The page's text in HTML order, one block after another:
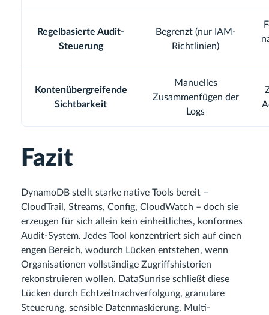
Regelbasierte Audit-
Steuerung
Begrenzt (nur IAM-
Richtlinien)
Kontenübergreifende
Sichtbarkeit
Manuelles
Zusammenfügen der
Logs
Fazit
DynamoDB stellt starke native Tools bereit –
CloudTrail, Streams, Config, CloudWatch – doch sie
erzeugen für sich allein kein einheitliches, konformes
Audit-System. Jedes Tool konzentriert sich auf einen
engen Bereich, wodurch Lücken entstehen, wenn
Organisationen vollständige Zugriffshistorien
rekonstruieren wollen. DataSunrise schließt diese
Lücken durch Echtzeitnachverfolgung, granulare
Steuerung, sensible Datenmaskierung, Multi-